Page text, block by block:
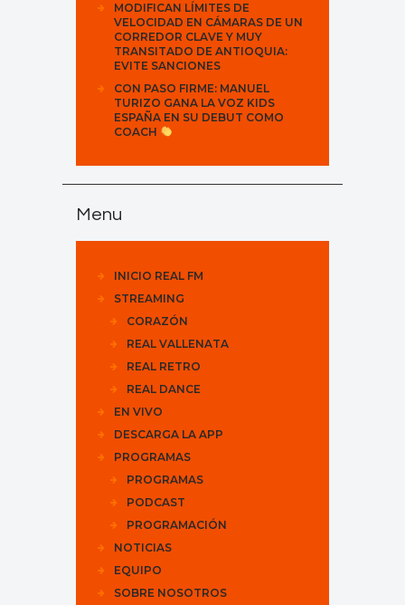
MODIFICAN LÍMITES DE
VELOCIDAD EN CÁMARAS DE UN
CORREDOR CLAVE Y MUY
TRANSITADO DE ANTIOQUIA:
EVITE SANCIONES
CON PASO FIRME: MANUEL
TURIZO GANA LA VOZ KIDS
ESPAÑA EN SU DEBUT COMO
COACH
Menu
INICIO REAL FM
STREAMING
CORAZÓN
REAL VALLENATA
REAL RETRO
REAL DANCE
EN VIVO
DESCARGA LA APP
PROGRAMAS
PROGRAMAS
PODCAST
PROGRAMACIÓN
NOTICIAS
EQUIPO
SOBRE NOSOTROS